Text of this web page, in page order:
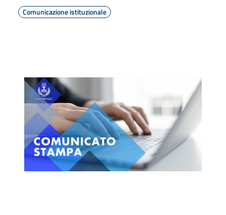
Comunicazione istituzionale